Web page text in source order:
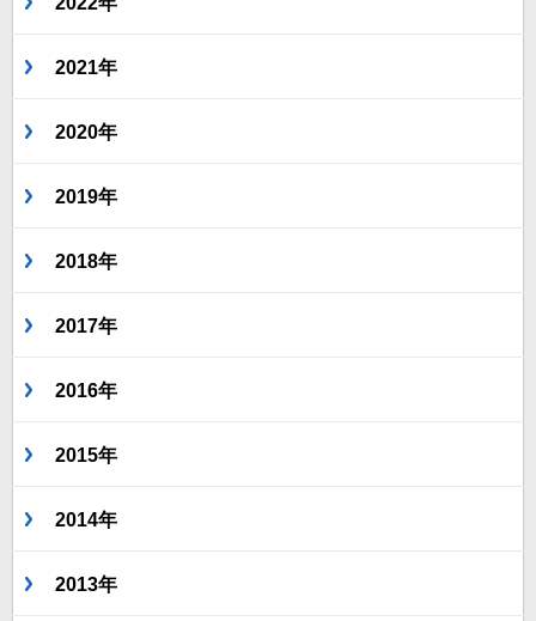
2021年
2020年
2019年
2018年
2017年
2016年
2015年
2014年
2013年